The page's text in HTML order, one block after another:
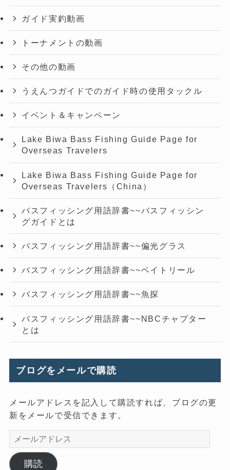
ガイド実釣動画
トーナメントの動画
その他の動画
うえんつガイドでのガイド時の使用タックル
イベント＆キャンペーン
Lake Biwa Bass Fishing Guide Page for
Overseas Travelers
Lake Biwa Bass Fishing Guide Page for
Overseas Travelers（China）
バスフィッシング用語辞書~~バスフィッシン
グガイドとは
バスフィッシング用語辞書~~偏光グラス
バスフィッシング用語辞書~~ベイトリール
バスフィッシング用語辞書~~魚探
バスフィッシング用語辞書~~NBCチャプター
とは
ブログをメールで購読
メールアドレスを記入して購読すれば、ブログの更
新をメールで受信できます。
メ
ー
ル
購読